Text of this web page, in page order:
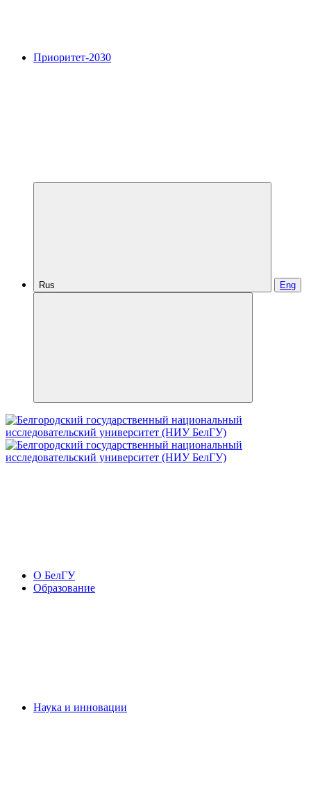
Приоритет-2030
Rus Eng
О БелГУ
Образование
Наука и инновации